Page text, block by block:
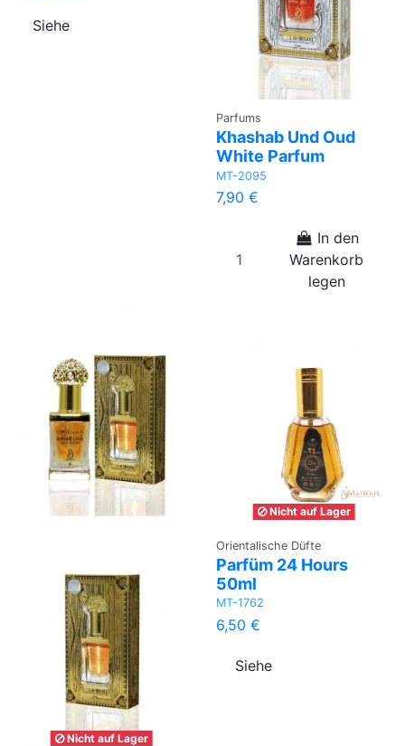
Siehe
Parfums
Khashab Und Oud
White Parfum
MT-2095
7,90 €
In den
Warenkorb
legen
Nicht auf Lager
Nicht auf Lager
Orientalische Düfte
Parfüm 24 Hours
50ml
MT-1762
6,50 €
Siehe